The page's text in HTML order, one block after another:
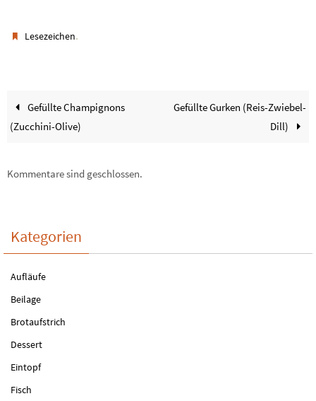
Lesezeichen.
Gefüllte Champignons
(Zucchini-Olive)
Gefüllte Gurken (Reis-Zwiebel-
Dill)
Kommentare sind geschlossen.
Kategorien
Aufläufe
Beilage
Brotaufstrich
Dessert
Eintopf
Fisch